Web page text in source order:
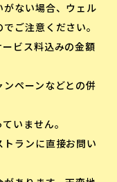
ない場合、ウェル
ご注意ください。
ビス料込みの金額
ペーンなどとの併
いません。
ランに直接お問い